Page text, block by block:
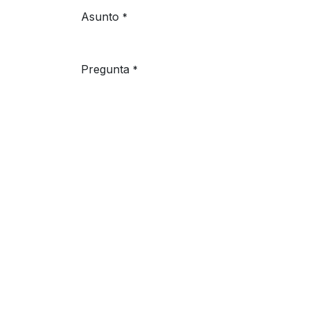
Asunto *
Pregunta *